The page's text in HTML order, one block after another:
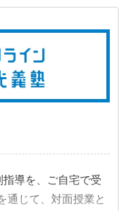
指導を、ご自宅で受
通じて、対面授業と